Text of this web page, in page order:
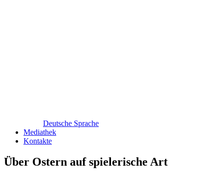
Deutsche Sprache
Mediathek
Kontakte
Über Ostern auf spielerische Art